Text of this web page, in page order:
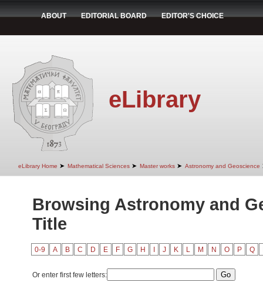
ABOUT EDITORIAL BOARD EDITOR'S CHOICE
eLibrary
eLibrary Home ➤ Mathematical Sciences ➤ Master works ➤ Astronomy and Geoscience
Browsing Astronomy and
Title
0-9 A B C D E F G H J K L M N O P Q
Or enter first few letters: